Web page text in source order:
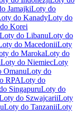
JamajkiLoty do
do KanadyLoty do
Korei
Loty do LibanuLoty do
do MacedoniiLoty
do MarokaLoty do
Loty do NiemiecLoty
OmanuLoty do
RPALoty do
SingapuruLoty do
do SzwajcariiLoty
Loty do TanzaniiLoty